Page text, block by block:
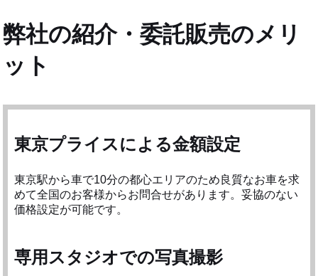
弊社の紹介・委託販売のメリ
ット
東京プライスによる金額設定
東京駅から車で10分の都心エリアのため良質なお車を求
めて全国のお客様からお問合せがあります。妥協のない
価格設定が可能です。
専用スタジオでの写真撮影